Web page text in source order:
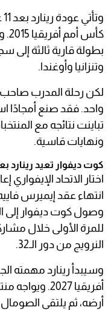
وتنزانيا وأوغندا.
لكن رحلة المدرب
واحد. فقد صنع أمجادًا
تباينت نتائجه مع
ونهايات قاسية.
كوت ديفوار تعيد رينارد بعد
اختار الاتحاد الإيفواري
انتهاء عقد إيميرس
وصول كوت ديفوار إلى
للمرة الأولى خلال
النرويج من دور الـ32.
وسيبدأ رينارد مهمته
أفريقيا
أرضه، ثم يلتقي